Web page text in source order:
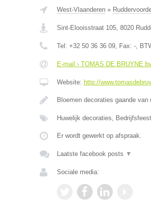
West-Vlaanderen»
Sint-Elooisstraat 105, 8020
Tel: +32 50 36 36 09, Fax: -,
E-mail › TOMAS DE BRUYNE
Website: http://
Bloemen decoraties gaande
Huwelijk decoraties,
Er wordt gewerkt op afspraak.
Laatste facebook posts ▼
Sociale media: